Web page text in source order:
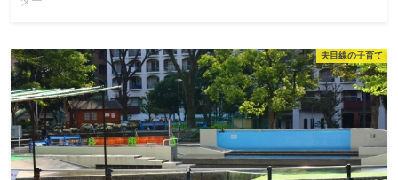
夫目線の子育て